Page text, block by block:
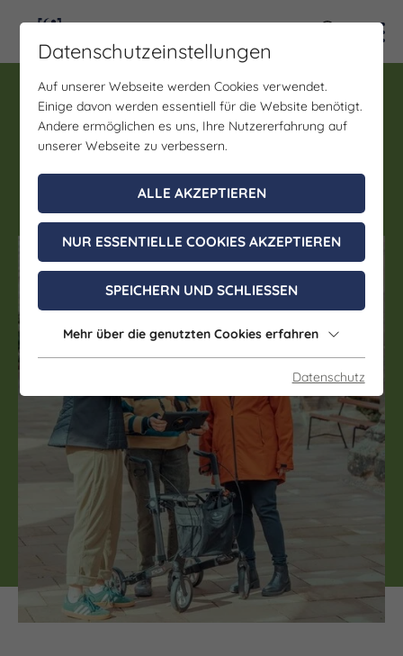
Audioguide, Videoguide
Kloster Memleben medial
erleben
15. März - 31. Oktober 2026
Datenschutzeinstellungen
Auf unserer Webseite werden Cookies verwendet.
Einige davon werden essentiell für die Website benötigt.
Andere ermöglichen es uns, Ihre Nutzererfahrung auf
unserer Webseite zu verbessern.
ALLE AKZEPTIEREN
NUR ESSENTIELLE COOKIES AKZEPTIEREN
SPEICHERN UND SCHLIESSEN
Mehr über die genutzten Cookies erfahren
Datenschutz